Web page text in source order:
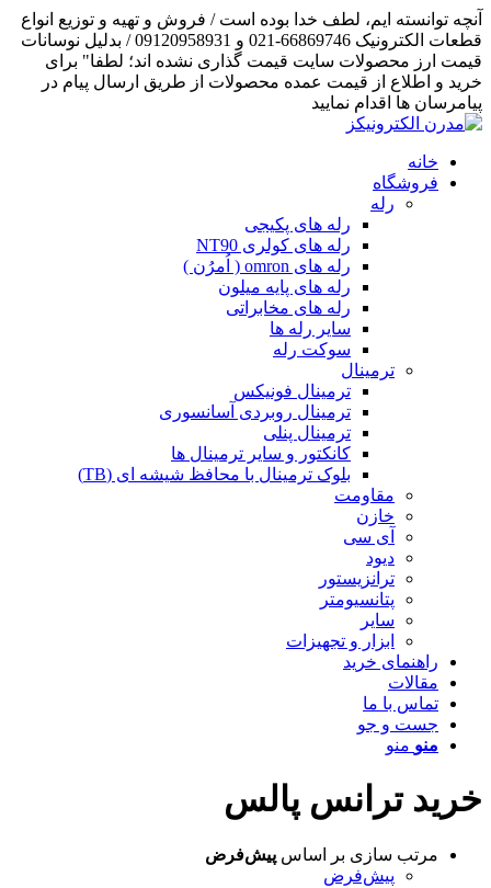
آنچه توانسته ایم، لطف خدا بوده است / فروش و تهیه و توزیع انواع
قطعات الکترونیک 66869746-021 و 09120958931 / بدلیل نوسانات
قیمت ارز محصولات سایت قیمت گذاری نشده اند؛ لطفا" برای
خرید و اطلاع از قیمت عمده محصولات از طریق ارسال پیام در
پیامرسان ها اقدام نمایید
خانه
فروشگاه
رله
رله های پکیجی
رله های کولری NT90
رله های omron ( اُمرُن )
رله های پایه میلون
رله های مخابراتی
سایر رله ها
سوکت رله
ترمینال
ترمینال فونیکس
ترمینال روبردی آسانسوری
ترمینال پنلی
کانکتور و سایر ترمینال ها
بلوک ترمینال با محافظ شیشه ای (TB)
مقاومت
خازن
آی سی
دیود
ترانزیستور
پتانسیومتر
سایر
ابزار و تجهیزات
راهنمای خرید
مقالات
تماس با ما
جست و جو
منو منو
خرید ترانس پالس
مرتب سازی بر اساس پیش‌فرض
پیش‌فرض